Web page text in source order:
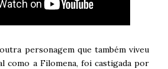
personagem que também viveu
como a Filomena, foi castigada por